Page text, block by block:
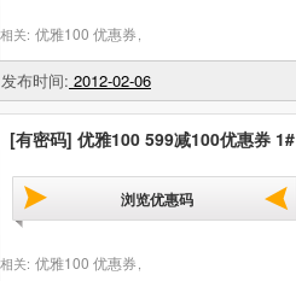
相关: 优雅100 优惠券
布时间: 2012-02-06
[有密码] 优雅100 599减100优惠券 1#
浏览优惠码
相关: 优雅100 优惠券